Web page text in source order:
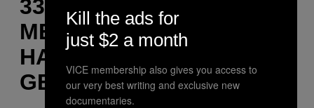
33 JAHRE ALT
MEHRERE
HAFTSTRAFEN FÜR
GEWALTDELIKTE
Kill the ads for
just $2 a month
VICE membership also gives you access to
our very best writing and exclusive new
documentaries.